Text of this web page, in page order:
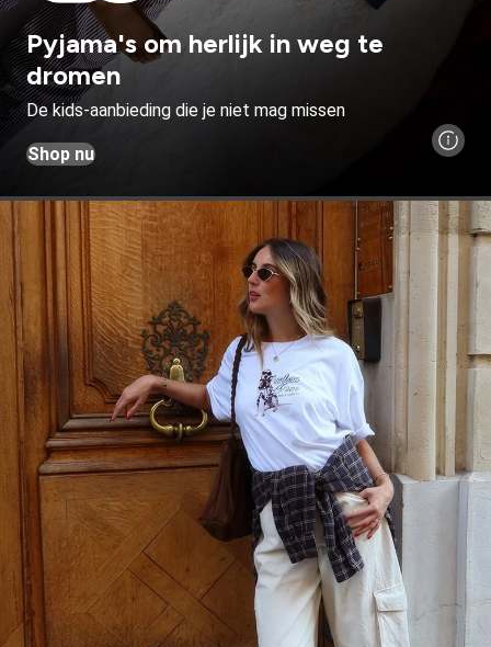
Pyjama's om herlijk in weg te
dromen
De kids-aanbieding die je niet mag missen
Shop nu